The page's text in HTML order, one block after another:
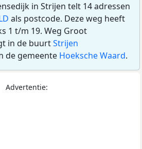
in Strijen telt 14 adressen
als postcode. Deze weg heeft
1 t/m 19. Weg Groot
in de buurtStrijen
de gemeente Hoeksche Waard.
Advertentie: